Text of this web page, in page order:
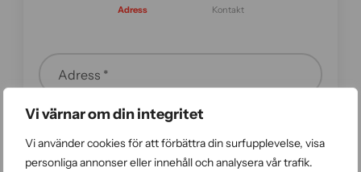
Vi värnar om din integritet
Vi använder cookies för att förbättra din surfupplevelse, visa
personliga annonser eller innehåll och analysera vår trafik.
Adress Kontakt
Adress *